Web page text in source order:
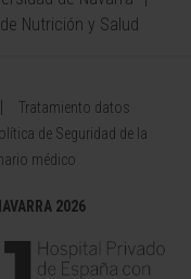
Nutrición y Salud
Tratamiento datos
de Seguridad de la
médico
2026